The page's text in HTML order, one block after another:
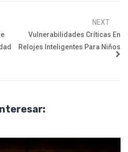
NEXT
Vulnerabilidades Críticas En
Relojes Inteligentes Para Niños